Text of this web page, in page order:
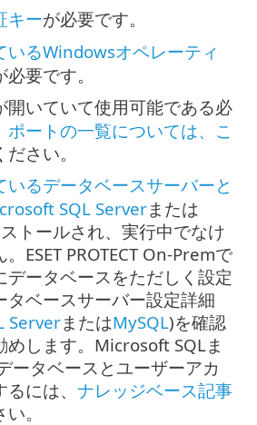
キーが必要です。
いるWindowsオペレーティ
必要です。
開いていて使用可能である必
ポートの一覧については、こ
さい。
いるデータベースサーバーと
SQL Serverまたは
トールされ、実行中でなけ
ESET PROTECT On-Premで
データベースをただしく設定
タベースサーバー設定詳細
ServerまたはMySQL)を確認
めします。Microsoft SQLま
ータベースとユーザーアカ
には、 ナレッジベース記事
。